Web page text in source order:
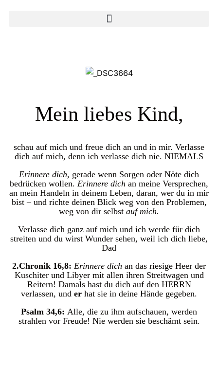
Mein liebes Kind,
schau auf mich und freue dich an und in mir. Verlasse
dich auf mich, denn ich verlasse dich nie. NIEMALS
Erinnere dich, gerade wenn Sorgen oder Nöte dich
bedrücken wollen. Erinnere dich an meine Versprechen,
an mein Handeln in deinem Leben, daran, wer du in mir
bist – und richte deinen Blick weg von den Problemen,
weg von dir selbst auf mich.
Verlasse dich ganz auf mich und ich werde für dich
streiten und du wirst Wunder sehen, weil ich dich liebe,
Dad
2.Chronik 16,8: Erinnere dich an das riesige Heer der
Kuschiter und Libyer mit allen ihren Streitwagen und
Reitern! Damals hast du dich auf den HERRN
verlassen, und er hat sie in deine Hände gegeben.
Psalm 34,6: Alle, die zu ihm aufschauen, werden
strahlen vor Freude! Nie werden sie beschämt sein.